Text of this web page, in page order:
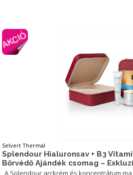
Selvert Thermal
Splendour Hialuronsav + B3
Bőrvédő Ajándék csomag –